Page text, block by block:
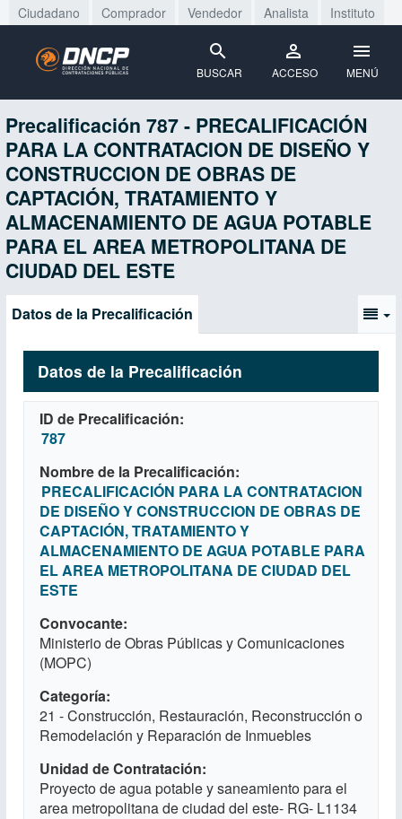
Ciudadano Comprador Vendedor Analista Instituto
BUSCAR ACCESO MENÚ
Precalificación 787 - PRECALIFICACIÓN
PARA LA CONTRATACION DE DISEÑO Y
CONSTRUCCION DE OBRAS DE
CAPTACIÓN, TRATAMIENTO Y
ALMACENAMIENTO DE AGUA POTABLE
PARA EL AREA METROPOLITANA DE
CIUDAD DEL ESTE
Datos de la Precalificación
Datos de la Precalificación
ID de Precalificación
787
Nombre de la Precalificación
PRECALIFICACIÓN PARA LA CONTRATACION
DE DISEÑO Y CONSTRUCCION DE OBRAS DE
CAPTACIÓN, TRATAMIENTO Y
ALMACENAMIENTO DE AGUA POTABLE PARA
EL AREA METROPOLITANA DE CIUDAD DEL
ESTE
Convocante
Ministerio de Obras Públicas y Comunicaciones
(MOPC)
Categoría
21 - Construcción, Restauración, Reconstrucción o
Remodelación y Reparación de Inmuebles
Unidad de Contratación
Proyecto de agua potable y saneamiento para el
area metropolitana de ciudad del este- RG- L1134